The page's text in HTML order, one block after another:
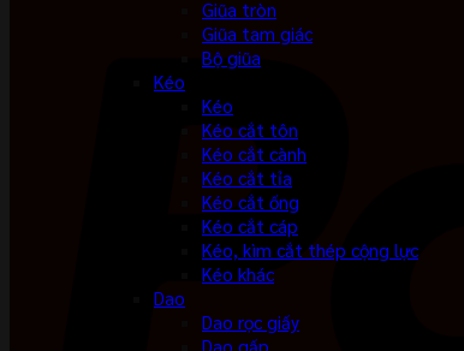
Giũa tròn
Giũa tam giác
Bộ giũa
Kéo
Kéo
Kéo cắt tôn
Kéo cắt cành
Kéo cắt tỉa
Kéo cắt ống
Kéo cắt cáp
Kéo, kìm cắt thép cộng lực
Kéo khác
Dao
Dao rọc giấy